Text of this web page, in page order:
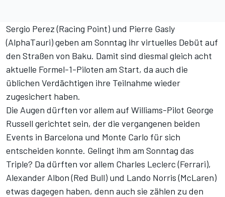
Sergio Perez (Racing Point) und Pierre Gasly
(AlphaTauri) geben am Sonntag ihr virtuelles Debüt auf
den Straßen von Baku. Damit sind diesmal gleich acht
aktuelle Formel-1-Piloten am Start, da auch die
üblichen Verdächtigen ihre Teilnahme wieder
zugesichert haben.
Die Augen dürften vor allem auf Williams-Pilot George
Russell gerichtet sein, der die vergangenen beiden
Events in Barcelona und Monte Carlo für sich
entscheiden konnte. Gelingt ihm am Sonntag das
Triple? Da dürften vor allem Charles Leclerc (Ferrari),
Alexander Albon (Red Bull) und Lando Norris (McLaren)
etwas dagegen haben, denn auch sie zählen zu den